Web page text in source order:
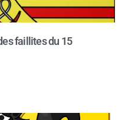
faillites du 15